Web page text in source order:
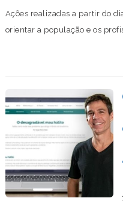
Ações realizadas a partir do
orientar a população e os